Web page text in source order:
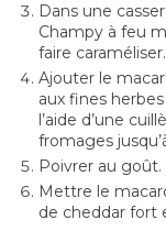
Dans une
Champy à feu
faire
Ajouter le
aux fines
l’aide d’une
fromages
Poivrer au goût.
Mettre le
de cheddar fort